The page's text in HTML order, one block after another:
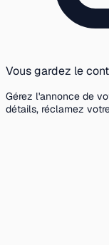
Vous gardez le
Gérez l'annonce de
détails, réclamez